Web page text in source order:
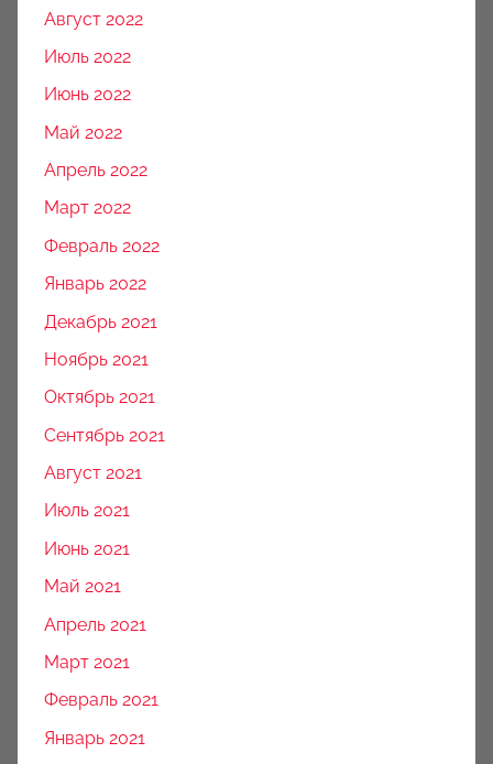
Август 2022
Июль 2022
Июнь 2022
Май 2022
Апрель 2022
Март 2022
Февраль 2022
Январь 2022
Декабрь 2021
Ноябрь 2021
Октябрь 2021
Сентябрь 2021
Август 2021
Июль 2021
Июнь 2021
Май 2021
Апрель 2021
Март 2021
Февраль 2021
Январь 2021